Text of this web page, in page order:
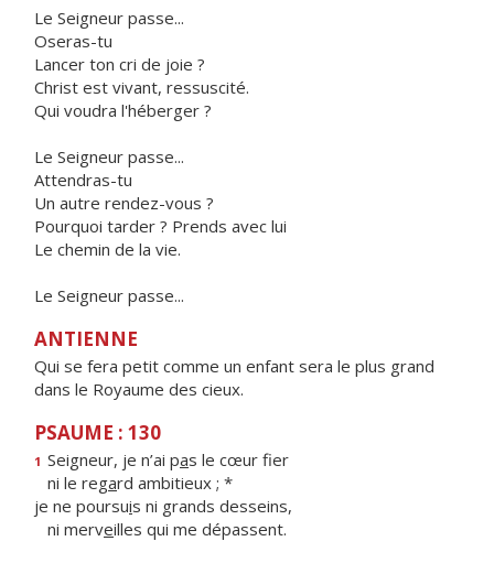
Le Seigneur passe...
Oseras-tu
Lancer ton cri de joie ?
Christ est vivant, ressuscité.
Qui voudra l'héberger ?
Le Seigneur passe...
Attendras-tu
Un autre rendez-vous ?
Pourquoi tarder ? Prends avec lui
Le chemin de la vie.
Le Seigneur passe...
ANTIENNE
Qui se fera petit comme un enfant sera le plus grand
dans le Royaume des cieux.
PSAUME : 130
1 Seigneur, je n’ai pas le cœur fier
ni le regard ambitieux ; *
je ne poursuis ni grands desseins,
ni merveilles qui me dépassent.